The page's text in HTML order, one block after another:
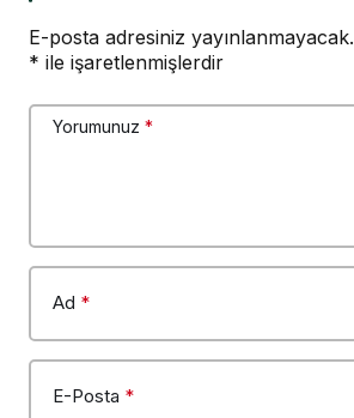
E-posta adresiniz yayınlanmayacak.
* ile işaretlenmişlerdir
Yorumunuz *
Ad *
E-Posta *